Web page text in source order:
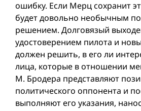
ошибку. Если Мерц сохранит
будет довольно необычным
решением. Долговязый
удостоверением пилота и
должен решить, в его ли
лица, которые в отношении
М. Бродера представляют
политического оппонента и
выполняют его указания,